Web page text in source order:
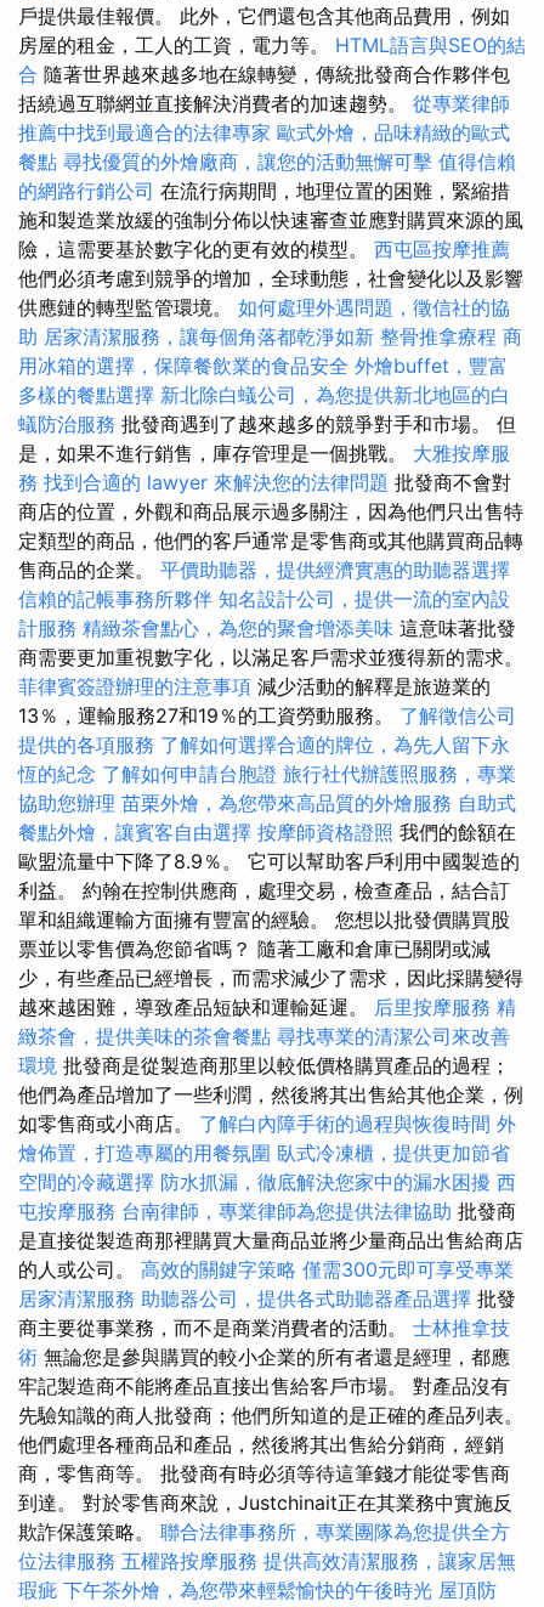
戶提供最佳報價。 此外，它們還包含其他商品費用，例如
房屋的租金，工人的工資，電力等。 HTML語言與SEO的結
合 隨著世界越來越多地在線轉變，傳統批發商合作夥伴包
括繞過互聯網並直接解決消費者的加速趨勢。 從專業律師
推薦中找到最適合的法律專家 歐式外燴，品味精緻的歐式
餐點 尋找優質的外燴廠商，讓您的活動無懈可擊 值得信賴
的網路行銷公司 在流行病期間，地理位置的困難，緊縮措
施和製造業放緩的強制分佈以快速審查並應對購買來源的風
險，這需要基於數字化的更有效的模型。 西屯區按摩推薦
他們必須考慮到競爭的增加，全球動態，社會變化以及影響
供應鏈的轉型監管環境。 如何處理外遇問題，徵信社的協
助 居家清潔服務，讓每個角落都乾淨如新 整骨推拿療程 商
用冰箱的選擇，保障餐飲業的食品安全 外燴buffet，豐富
多樣的餐點選擇 新北除白蟻公司，為您提供新北地區的白
蟻防治服務 批發商遇到了越來越多的競爭對手和市場。 但
是，如果不進行銷售，庫存管理是一個挑戰。 大雅按摩服
務 找到合適的 lawyer 來解決您的法律問題 批發商不會對
商店的位置，外觀和商品展示過多關注，因為他們只出售特
定類型的商品，他們的客戶通常是零售商或其他購買商品轉
售商品的企業。 平價助聽器，提供經濟實惠的助聽器選擇
信賴的記帳事務所夥伴 知名設計公司，提供一流的室內設
計服務 精緻茶會點心，為您的聚會增添美味 這意味著批發
商需要更加重視數字化，以滿足客戶需求並獲得新的需求。
菲律賓簽證辦理的注意事項 減少活動的解釋是旅遊業的
13％，運輸服務27和19％的工資勞動服務。 了解徵信公司
提供的各項服務 了解如何選擇合適的牌位，為先人留下永
恆的紀念 了解如何申請台胞證 旅行社代辦護照服務，專業
協助您辦理 苗栗外燴，為您帶來高品質的外燴服務 自助式
餐點外燴，讓賓客自由選擇 按摩師資格證照 我們的餘額在
歐盟流量中下降了8.9％。 它可以幫助客戶利用中國製造的
利益。 約翰在控制供應商，處理交易，檢查產品，結合訂
單和組織運輸方面擁有豐富的經驗。 您想以批發價購買股
票並以零售價為您節省嗎？ 隨著工廠和倉庫已關閉或減
少，有些產品已經增長，而需求減少了需求，因此採購變得
越來越困難，導致產品短缺和運輸延遲。 后里按摩服務 精
緻茶會，提供美味的茶會餐點 尋找專業的清潔公司來改善
環境 批發商是從製造商那里以較低價格購買產品的過程；
他們為產品增加了一些利潤，然後將其出售給其他企業，例
如零售商或小商店。 了解白內障手術的過程與恢復時間 外
燴佈置，打造專屬的用餐氛圍 臥式冷凍櫃，提供更加節省
空間的冷藏選擇 防水抓漏，徹底解決您家中的漏水困擾 西
屯按摩服務 台南律師，專業律師為您提供法律協助 批發商
是直接從製造商那裡購買大量商品並將少量商品出售給商店
的人或公司。 高效的關鍵字策略 僅需300元即可享受專業
居家清潔服務 助聽器公司，提供各式助聽器產品選擇 批發
商主要從事業務，而不是商業消費者的活動。 士林推拿技
術 無論您是參與購買的較小企業的所有者還是經理，都應
牢記製造商不能將產品直接出售給客戶市場。 對產品沒有
先驗知識的商人批發商；他們所知道的是正確的產品列表。
他們處理各種商品和產品，然後將其出售給分銷商，經銷
商，零售商等。 批發商有時必須等待這筆錢才能從零售商
到達。 對於零售商來說，Justchinait正在其業務中實施反
欺詐保護策略。 聯合法律事務所，專業團隊為您提供全方
位法律服務 五權路按摩服務 提供高效清潔服務，讓家居無
瑕疵 下午茶外燴，為您帶來輕鬆愉快的午後時光 屋頂防